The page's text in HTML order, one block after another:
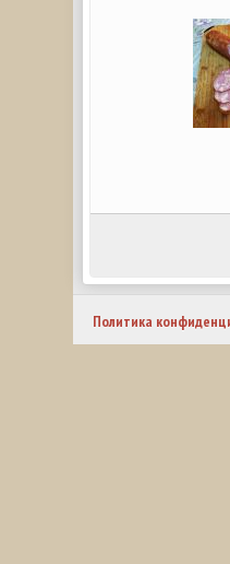
Политика